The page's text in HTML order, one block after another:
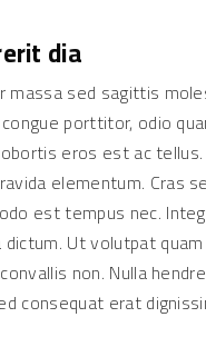
dia
sed sagittis
porttitor, odio
eros est ac
elementum. Cras
est tempus nec.
Ut volutpat
non. Nulla
consequat erat